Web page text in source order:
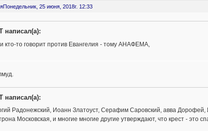
Понедельник, 25 июня, 2018г. 12:33
написал(а):
кто-то говорит против Евангелия - тому АНАФЕМА,
написал(а):
Радонежский, Иоанн Златоуст, Серафим Саровский, авва
Московская, и многие многие другие утверждают, что крест - это